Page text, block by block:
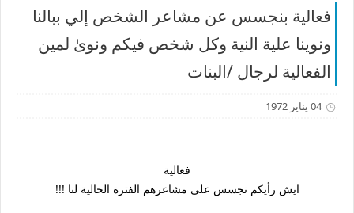
فعالية بنجسس عن مشاعر الشخص إلي ببالنا
ونوينا علية النية وكل شخص فيكم ونوىٰ لمين
الفعالية لرجال /البنات
04 يناير 1972
فعالية
ايش رأيكم نجسس على مشاعرهم الفترة الحالية لنا !!!